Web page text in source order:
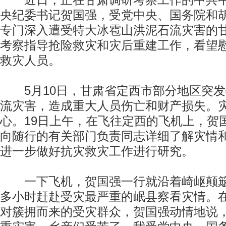
央纪委书记贺国强，受党中央、国务院和
专门深入遭受特大冰雹山洪泥石流灾害的
考察指导抢险救灾和灾后重建工作，看望
救灾人员。
5月10日，甘肃省定西市部分地区突发
流灾害，造成重大人员伤亡和财产损失。
心。19日上午，在飞往定西的飞机上，贺
向随行的有关部门负责同志详细了解灾情
进一步做好抗灾救灾工作进行研究。
一下飞机，贺国强一行就沿着崎岖颠
多小时赶赴受灾最严重的岷县察看灾情。
对簇拥而来的受灾群众，贺国强动情地说